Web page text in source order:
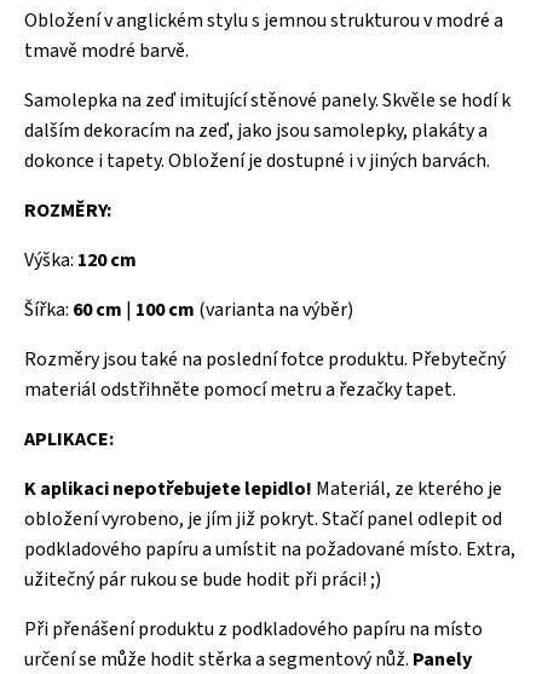
Obložení v anglickém stylu s jemnou strukturou v modré a
tmavě modré barvě.
Samolepka na zeď imitující stěnové panely. Skvěle se hodí k
dalším dekoracím na zeď, jako jsou samolepky, plakáty a
dokonce i tapety. Obložení je dostupné i v jiných barvách.
ROZMĚRY:
Výška: 120 cm
Šířka: 60 cm | 100 cm (varianta na výběr)
Rozměry jsou také na poslední fotce produktu. Přebytečný
materiál odstřihněte pomocí metru a řezačky tapet.
APLIKACE:
K aplikaci nepotřebujete lepidlo! Materiál, ze kterého je
obložení vyrobeno, je jím již pokryt. Stačí panel odlepit od
podkladového papíru a umístit na požadované místo. Extra,
užitečný pár rukou se bude hodit při práci! ;)
Při přenášení produktu z podkladového papíru na místo
určení se může hoditstěrkaa segmentový nůž. Panely